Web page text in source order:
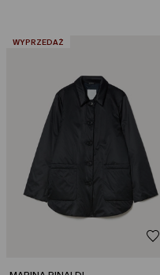
:WYPRZEDAŻ